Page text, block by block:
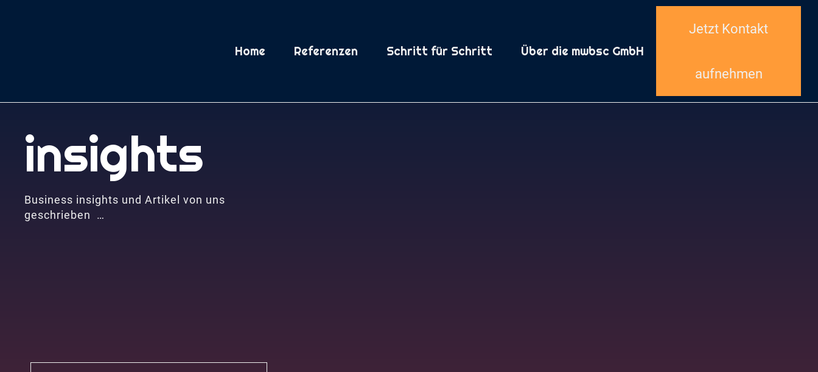
Home Referenzen Schritt für Schritt Über die mwbsc GmbH
Jetzt Kontakt
aufnehmen
insights
Business insights und Artikel von uns
geschrieben …